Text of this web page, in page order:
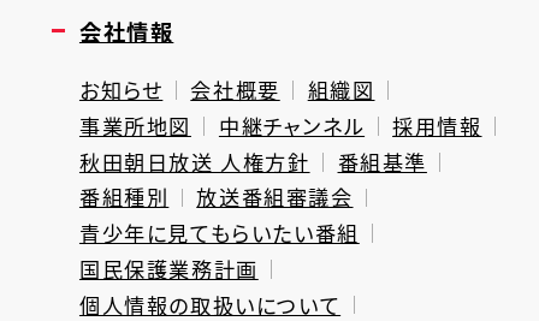
会社情報
お知らせ 会社概要
組織図
事業所地図
中継チャンネル
採用情報
秋田朝日放送 人権方針
番組基準
番組種別
放送番組審議会
青少年に見てもらいたい番組
国民保護業務計画
個人情報の取扱いについて